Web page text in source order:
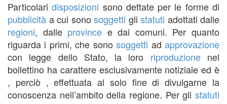
Particolaridisposizioni sono dettate per le forme di
pubblicità a cui sono soggetti gli statuti adottati dalle
regioni, dalle province e dai comuni. Per quanto
riguarda i primi, che sonosoggetti adapprovazione
con legge dello Stato, la loro riproduzionenel
bollettino ha carattere esclusivamente notiziale ed è
, perciò , effettuata al solo fine di divulgarne la
conoscenza nell’ambito della regione. Per gli statuti